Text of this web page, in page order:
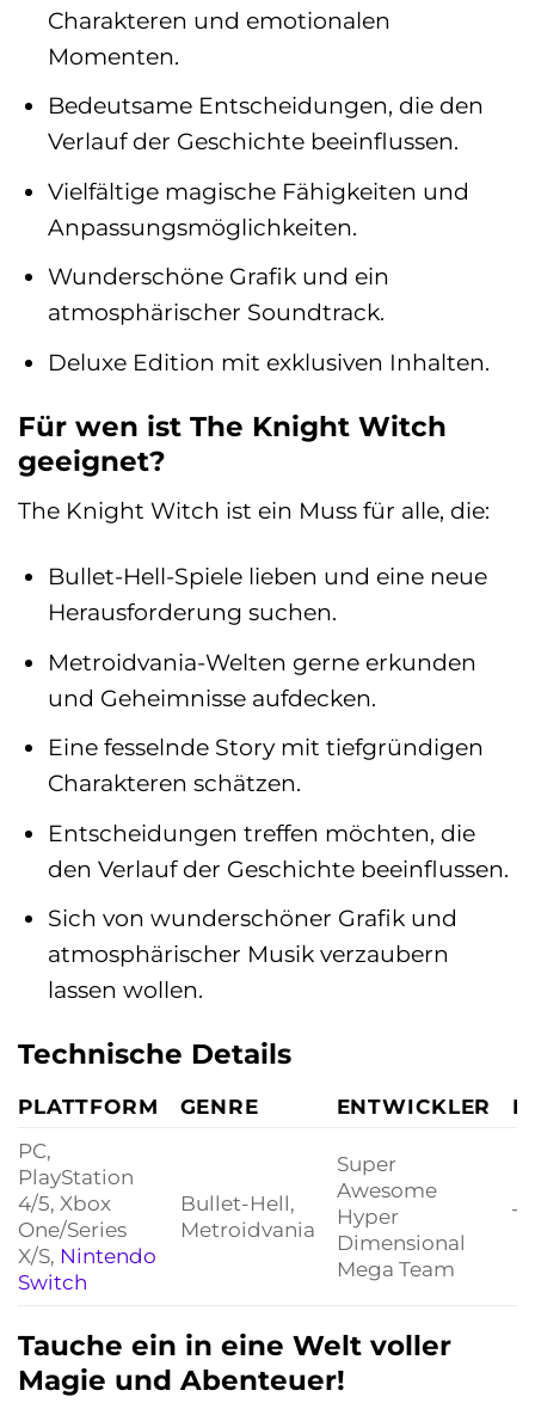
Charakteren und emotionalen
Momenten.
Bedeutsame Entscheidungen, die den
Verlauf der Geschichte beeinflussen.
Vielfältige magische Fähigkeiten und
Anpassungsmöglichkeiten.
Wunderschöne Grafik und ein
atmosphärischer Soundtrack.
Deluxe Edition mit exklusiven Inhalten.
Für wen ist The Knight Witch
geeignet?
The Knight Witch ist ein Muss für alle, die:
Bullet-Hell-Spiele lieben und eine neue
Herausforderung suchen.
Metroidvania-Welten gerne erkunden
und Geheimnisse aufdecken.
Eine fesselnde Story mit tiefgründigen
Charakteren schätzen.
Entscheidungen treffen möchten, die
den Verlauf der Geschichte beeinflussen.
Sich von wunderschöner Grafik und
atmosphärischer Musik verzaubern
lassen wollen.
Technische Details
PLATTFORM GENRE ENTWICKLER
PC,
PlayStation
4/5, Xbox
One/Series
X/S, Nintendo
Switch
Bullet-Hell,
Metroidvania
Super
Awesome
Hyper
Dimensional
Mega Team
Tauche ein in eine Welt voller
Magie und Abenteuer!